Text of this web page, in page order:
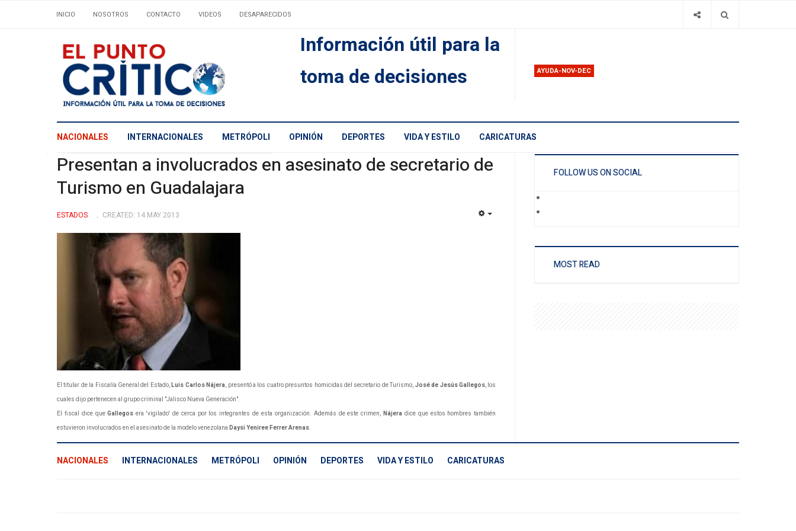
INICIO NOSOTROS CONTACTO VIDEOS DESAPARECIDOS
Información útil para la
toma de decisiones
AYUDA-NOV-DEC
NACIONALES INTERNACIONALES METRÓPOLI OPINIÓN DEPORTES VIDA Y ESTILO CARICATURAS
Presentan a involucrados en asesinato de secretario de
Turismo en Guadalajara
ESTADOS CREATED: 14 MAY 2013
El titular de la Fiscalía General del Estado,Luis Carlos Nájera, presentó a los cuatro presuntos homicidas del secretario de Turismo, José de Jesús Gallegos, los
cuales dijo pertenecen al grupo criminal "Jalisco Nueva Generación".
El fiscal dice queGallegos era 'vigilado' de cerca por los integrantes de esta organización. Además de este crimen,Nájera dice que estos hombres también
estuvieron involucrados en el asesinato de la modelo venezolana Daysi Yeniree Ferrer Arenas.
FOLLOW US ON SOCIAL
MOST READ
NACIONALES INTERNACIONALES METRÓPOLI OPINIÓN DEPORTES VIDA Y ESTILO CARICATURAS